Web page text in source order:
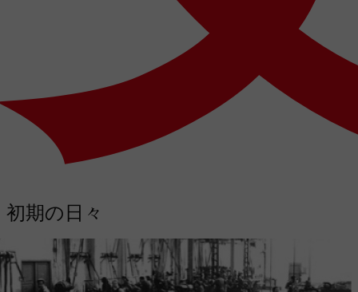
初期の日々